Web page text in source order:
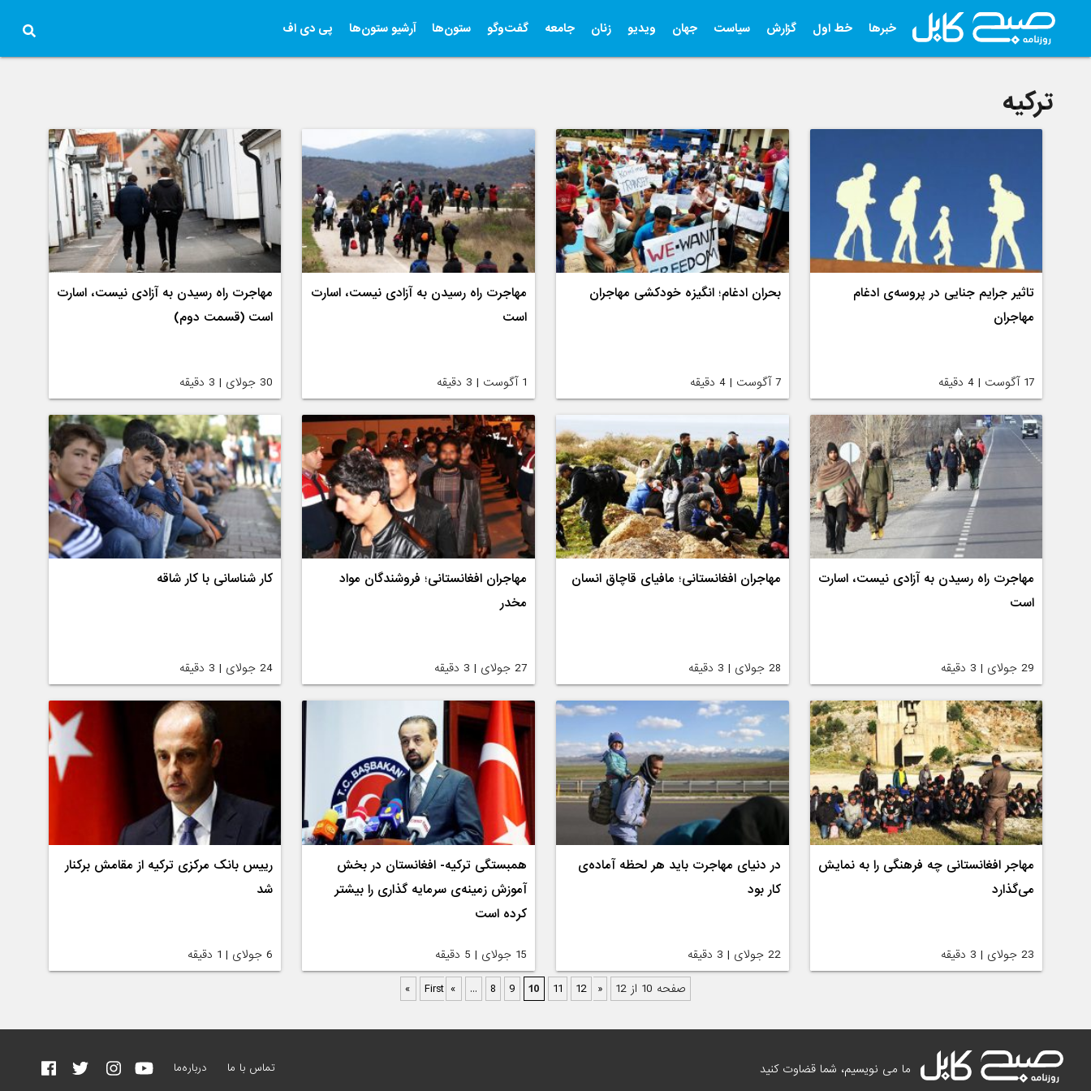
خبرها خط اول گزارش سیاست جهان ویدیو زنان جامعه گفت‌وگو ستون‌ها آرشیو ستون‌ها پی دی اف
ترکیه
تاثیر جرایم جنایی در پروسه‌ی ادغام
مهاجران
17 آگوست | 4 دقیقه
بحران ادغام؛ انگیزه خودکشی مهاجران
7 آگوست | 4 دقیقه
مهاجرت راه رسیدن به آزادی نیست، اسارت
است
1 آگوست | 3 دقیقه
مهاجرت راه رسیدن به آزادی نیست، اسارت
است (قسمت دوم)
30 جولای | 3 دقیقه
مهاجرت راه رسیدن به آزادی نیست، اسارت
است
29 جولای | 3 دقیقه
مهاجران افغانستانی؛ مافیای قاچاق انسان
28 جولای | 3 دقیقه
مهاجران افغانستانی؛ فروشندگان مواد
مخدر
27 جولای | 3 دقیقه
کار شناسانی با کار شاقه
24 جولای | 3 دقیقه
مهاجر افغانستانی چه فرهنگی را به نمایش
می‌گذارد
23 جولای | 3 دقیقه
در دنیای مهاجرت باید هر لحظه آماده‌ی
کار بود
22 جولای | 3 دقیقه
همبستگی ترکیه- افغانستان در بخش
آموزش زمینه‌ی سرمایه گذاری را بیشتر
کرده است
15 جولای | 5 دقیقه
رییس بانک مرکزی ترکیه از مقامش برکنار
شد
6 جولای | 1 دقیقه
صفحه 10 از 12
« First
« ... 8 9 10 11 12
»
ما می نویسیم، شما قضاوت کنید تماس با ما درباره‌ما